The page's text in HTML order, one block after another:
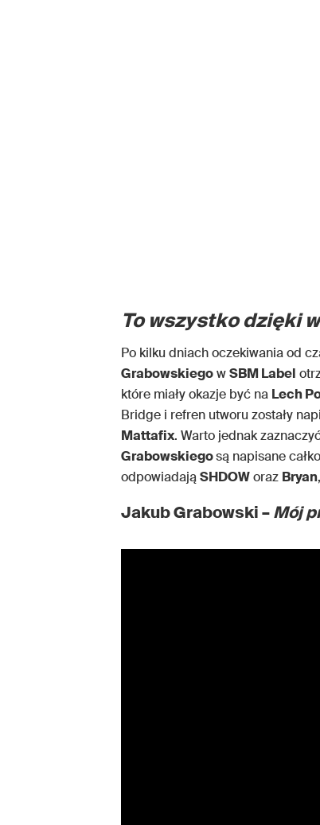
To wszystko dzięki
Po kilku dniach oczekiwania od
GrabowskiegowSBM Label
które miały okazje być na Lech
Bridge i refren utworu zostały
Mattafix. Warto jednak
Grabowskiegosą napisane
odpowiadająSHDOWoraz Bryan
Jakub Grabowski –Mój